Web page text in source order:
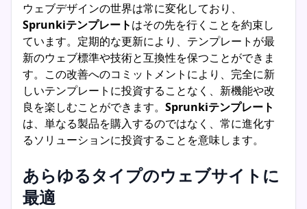
ウェブデザインの世界は常に変化しており、
Sprunkiテンプレートはその先を行くことを約束し
ています。定期的な更新により、テンプレートが最
新のウェブ標準や技術と互換性を保つことができま
す。この改善へのコミットメントにより、完全に新
しいテンプレートに投資することなく、新機能や改
良を楽しむことができます。 Sprunkiテンプレート
は、単なる製品を購入するのではなく、常に進化す
るソリューションに投資することを意味します。
あらゆるタイプのウェブサイトに
最適